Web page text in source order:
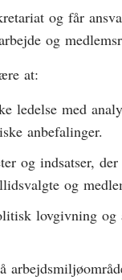
og får
og
at:
ledelse med
anbefalinger.
og indsatser,
og
lovgivning